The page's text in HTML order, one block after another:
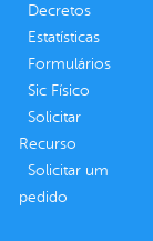
Decretos
Estatísticas
Formulários
Sic Físico
Solicitar
Recurso
Solicitar um
pedido